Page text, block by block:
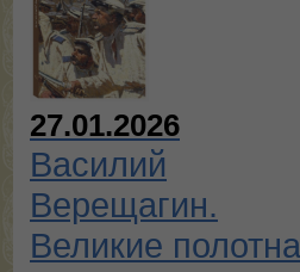
27.01.2026
Василий
Верещагин.
Великие полотна